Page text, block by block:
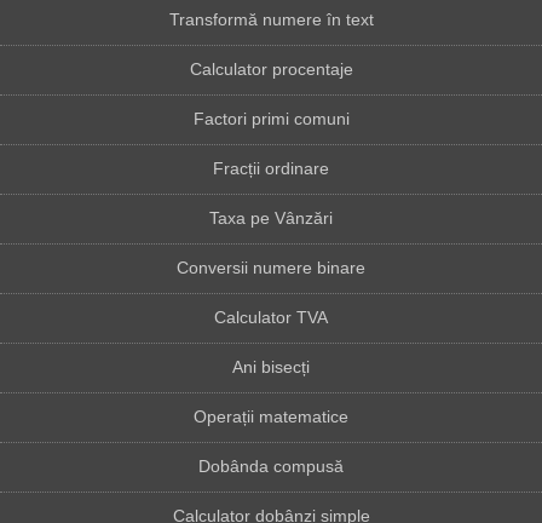
Transformă numere în text
Calculator procentaje
Factori primi comuni
Fracții ordinare
Taxa pe Vânzări
Conversii numere binare
Calculator TVA
Ani bisecți
Operații matematice
Dobânda compusă
Calculator dobânzi simple